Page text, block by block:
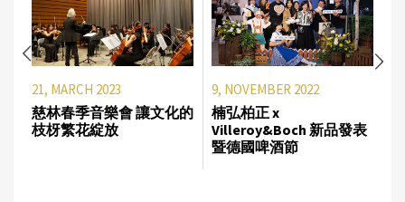
21, MARCH 2023
慈林春季音樂會 讓文化的
枝枒繁花綻放
9, NOVEMBER 2022
楠弘柏正 x
Villeroy&Boch 新品發表
暨德國啤酒節